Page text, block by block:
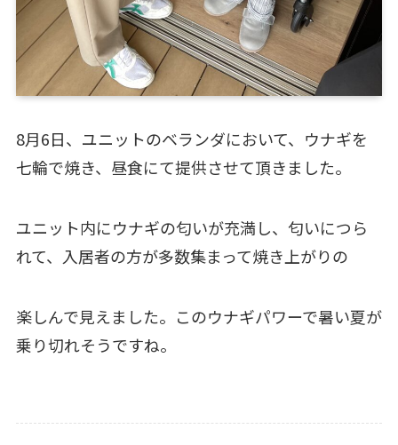
8月6日、ユニットのベランダにおいて、ウナギを
七輪で焼き、昼食にて提供させて頂きました。
ユニット内にウナギの匂いが充満し、匂いにつら
れて、入居者の方が多数集まって焼き上がりの
楽しんで見えました。このウナギパワーで暑い夏が
乗り切れそうですね。